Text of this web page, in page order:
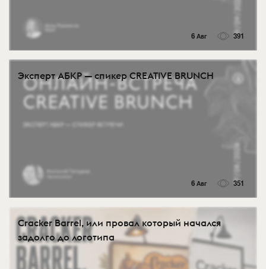
6 Авг 391
Эксперт АБКР — спикер CREATIVE BRUNCH
6 Авг 351
Cracker Barrel, или провал который начался
задолго до логотипа